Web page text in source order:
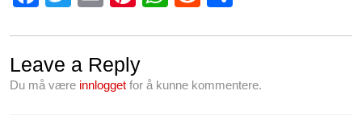
c
e
b
tt
er
ail er
e
st
at
A
d
t
ar
Leave a Reply
Du må være innlogget for å kunne kommentere.